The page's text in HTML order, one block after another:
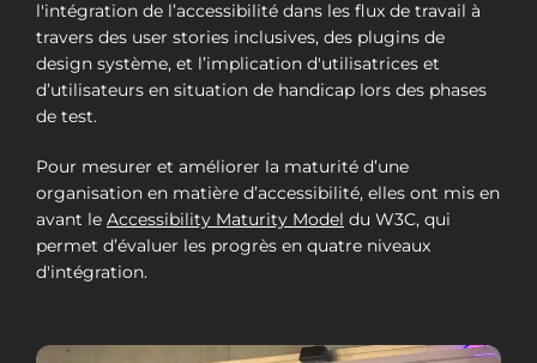
l'intégration de l’accessibilité dans les flux de travail à
travers des user stories inclusives, des plugins de
design système, et l’implication d'utilisatrices et
d’utilisateurs en situation de handicap lors des phases
de test.
Pour mesurer et améliorer la maturité d’une
organisation en matière d’accessibilité, elles ont mis en
avant le Accessibility Maturity Model du W3C, qui
permet d’évaluer les progrès en quatre niveaux
d'intégration.